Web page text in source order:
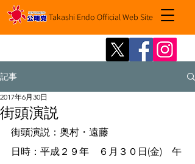
Takashi Endo Official Web Site
記事
街頭演説
2017年6月30日
街頭演説：奥村・遠藤
日時：平成２９年　６月３０日(金)　午